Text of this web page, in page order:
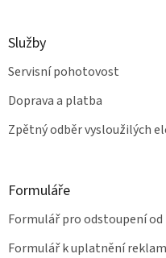
Služby
Servisní pohotovost
Doprava a platba
Zpětný odběr vysloužilých
Formuláře
Formulář pro odstoupení
Formulář k uplatnění